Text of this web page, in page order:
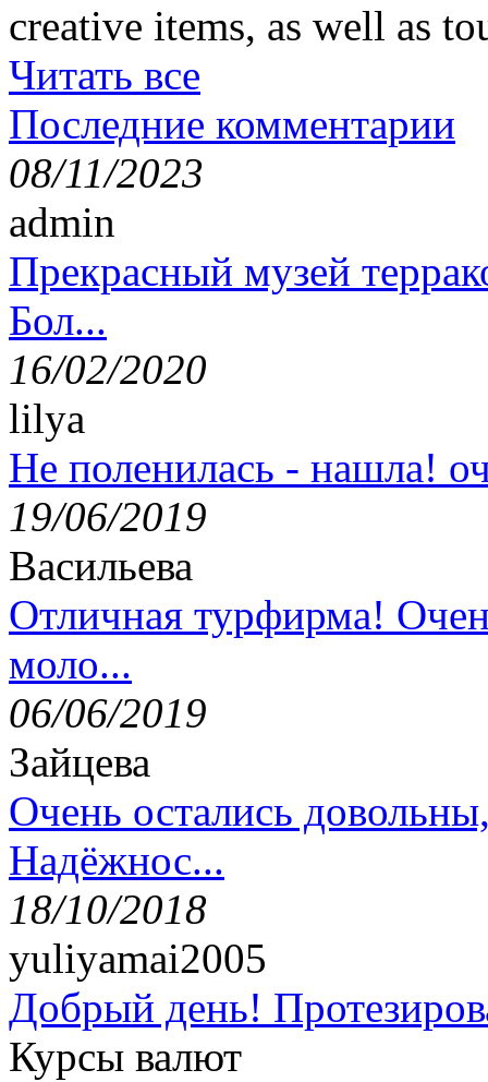
creative items, as well as
Читать все
Последние комментарии
08/11/2023
admin
Прекрасный музей
Бол...
16/02/2020
lilya
Не поленилась - нашла!
19/06/2019
Васильева
Отличная турфирма!
моло...
06/06/2019
Зайцева
Очень остались
Надёжнос...
18/10/2018
yuliyamai2005
Добрый день!
Курсы валют